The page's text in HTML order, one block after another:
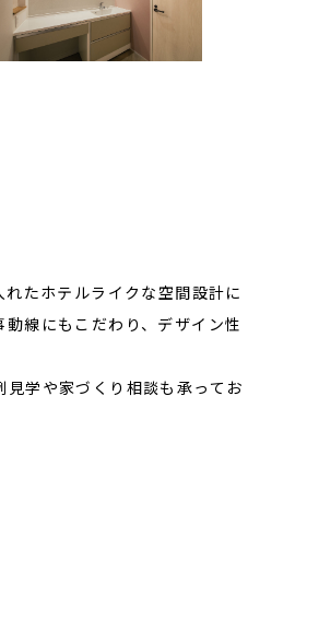
たホテルライクな空間設計に
線にもこだわり、デザイン性
学や家づくり相談も承ってお